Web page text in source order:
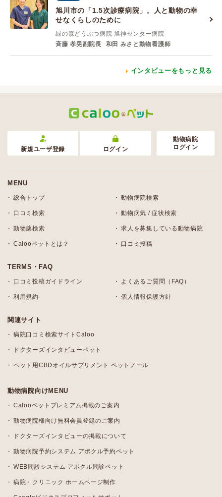
旭川市の「1.5次診療病院」。人と動物の幸
せなくらしのために
緑の森どうぶつ病院 旭神センター病院
斉藤 孝晃副院長
和田 みさと動物看護師
インタビューをもっと見る
新規ユーザ登録 ログイン
動物病院
ログイン
MENU
総合トップ 動物病院検索
口コミ検索 動物病気 / 症状検索
動物薬検索 求人を募集している動物病院
Calooペットとは？ 口コミ投稿
TERMS・FAQ
口コミ投稿ガイドライン よくあるご質問（FAQ）
利用規約 個人情報保護方針
関連サイト
病院口コミ検索サイトCaloo
ドクターズインタビューペット
ペット用CBDオイルサプリメント ペットノール
動物病院向けMENU
Calooペットプレミアム掲載のご案内
動物病院様向け無料会員登録のご案内
ドクターズインタビューの掲載について
動物病院予約システム アポクル予約ペット
WEB問診システム アポクル問診ペット
病院・クリニック ホームページ制作